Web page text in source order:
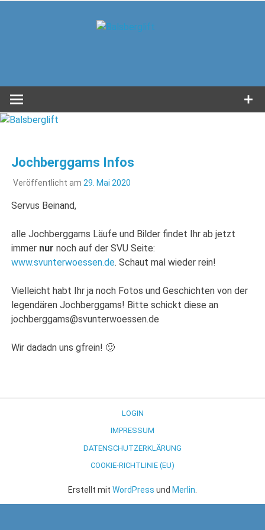
Jochberggams Infos
Veröffentlicht am 29. Mai 2020
Servus Beinand,
alle Jochberggams Läufe und Bilder findet Ihr ab jetzt
immer nur noch auf der SVU Seite:
www.svunterwoessen.de. Schaut mal wieder rein!
Vielleicht habt Ihr ja noch Fotos und Geschichten von der
legendären Jochberggams! Bitte schickt diese an
jochberggams@svunterwoessen.de
Wir dadadn uns gfrein! 🙂
LOGIN
IMPRESSUM
DATENSCHUTZERKLÄRUNG
COOKIE-RICHTLINIE (EU)
Erstellt mit WordPress und Merlin.